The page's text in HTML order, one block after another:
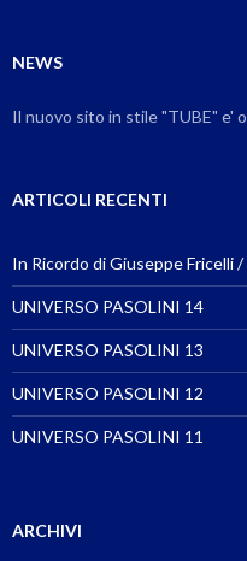
NEWS
Il nuovo sito in stile "TUBE" e'
ARTICOLI RECENTI
In Ricordo di Giuseppe Fricelli
UNIVERSO PASOLINI 14
UNIVERSO PASOLINI 13
UNIVERSO PASOLINI 12
UNIVERSO PASOLINI 11
ARCHIVI